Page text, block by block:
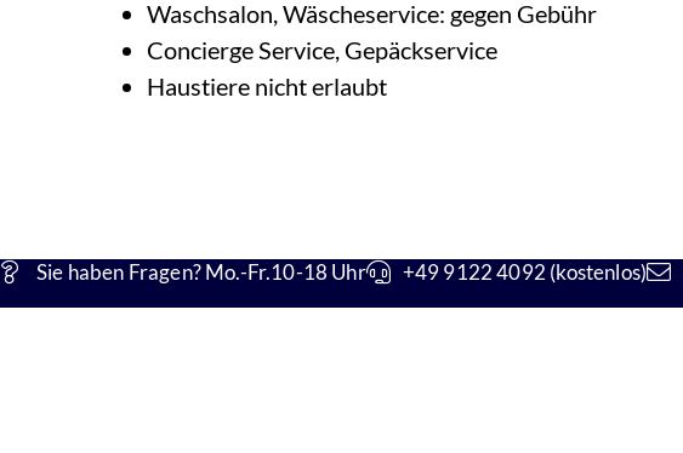
Waschsalon, Wäscheservice: gegen Gebühr
Concierge Service, Gepäckservice
Haustiere nicht erlaubt
Impressionen
Sie haben Fragen? Mo.-Fr.10-18 Uhr +49 9122 4092 (kostenlos)